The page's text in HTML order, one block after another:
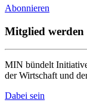
Abonnieren
Mitglied werden
MIN bündelt
der Wirtschaft und
Dabei sein